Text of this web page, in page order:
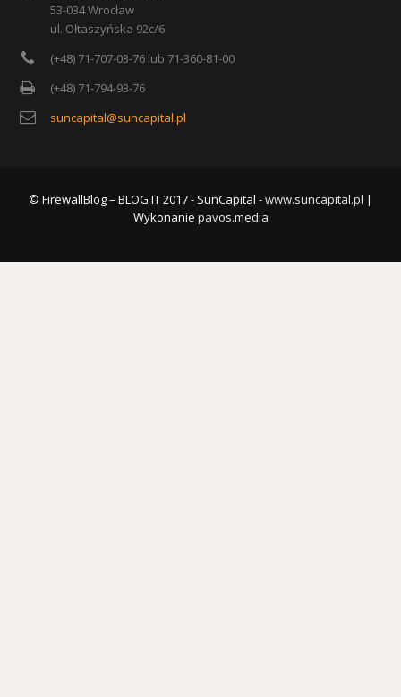
53-034 Wrocław
ul. Ołtaszyńska 92c/6
(+48) 71-707-03-76 lub 71-360-81-00
(+48) 71-794-93-76
suncapital@suncapital.pl
© FirewallBlog – BLOG IT 2017 - SunCapital -www.suncapital.pl |
Wykonanie pavos.media